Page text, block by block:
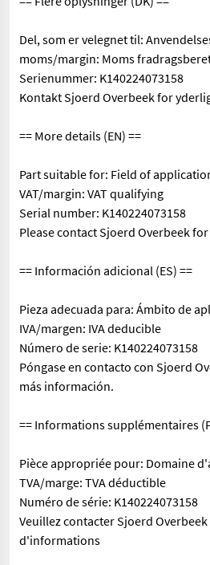
Del, som er velegnet til:
moms/margin: Moms
Serienummer: K140224073158
Kontakt Sjoerd Overbeek for
== More details (EN) ==
Part suitable for: Field of
VAT/margin: VAT qualifying
Serial number: K140224073158
Please contact Sjoerd Overbeek
== Información adicional (ES) ==
Pieza adecuada para: Ámbito de
IVA/margen: IVA deducible
Número de serie: K140224073158
Póngase en contacto con Sjoerd
más información.
== Informations supplémentaires
Pièce appropriée pour: Domaine
TVA/marge: TVA déductible
Numéro de série: K140224073158
Veuillez contacter Sjoerd
d'informations